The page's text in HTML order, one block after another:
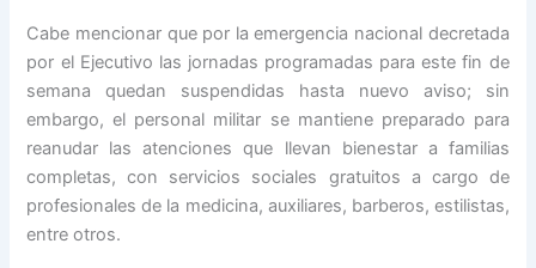
Cabe mencionar que por la emergencia nacional decretada
por el Ejecutivo las jornadas programadas para este fin de
semana quedan suspendidas hasta nuevo aviso; sin
embargo, el personal militar se mantiene preparado para
reanudar las atenciones que llevan bienestar a familias
completas, con servicios sociales gratuitos a cargo de
profesionales de la medicina, auxiliares, barberos, estilistas,
entre otros.